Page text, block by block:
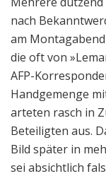
nach
am
die oft von
AFP-
Handgemenge
arteten rasch in
Beteiligten aus.
Bild später in
sei absichtlich